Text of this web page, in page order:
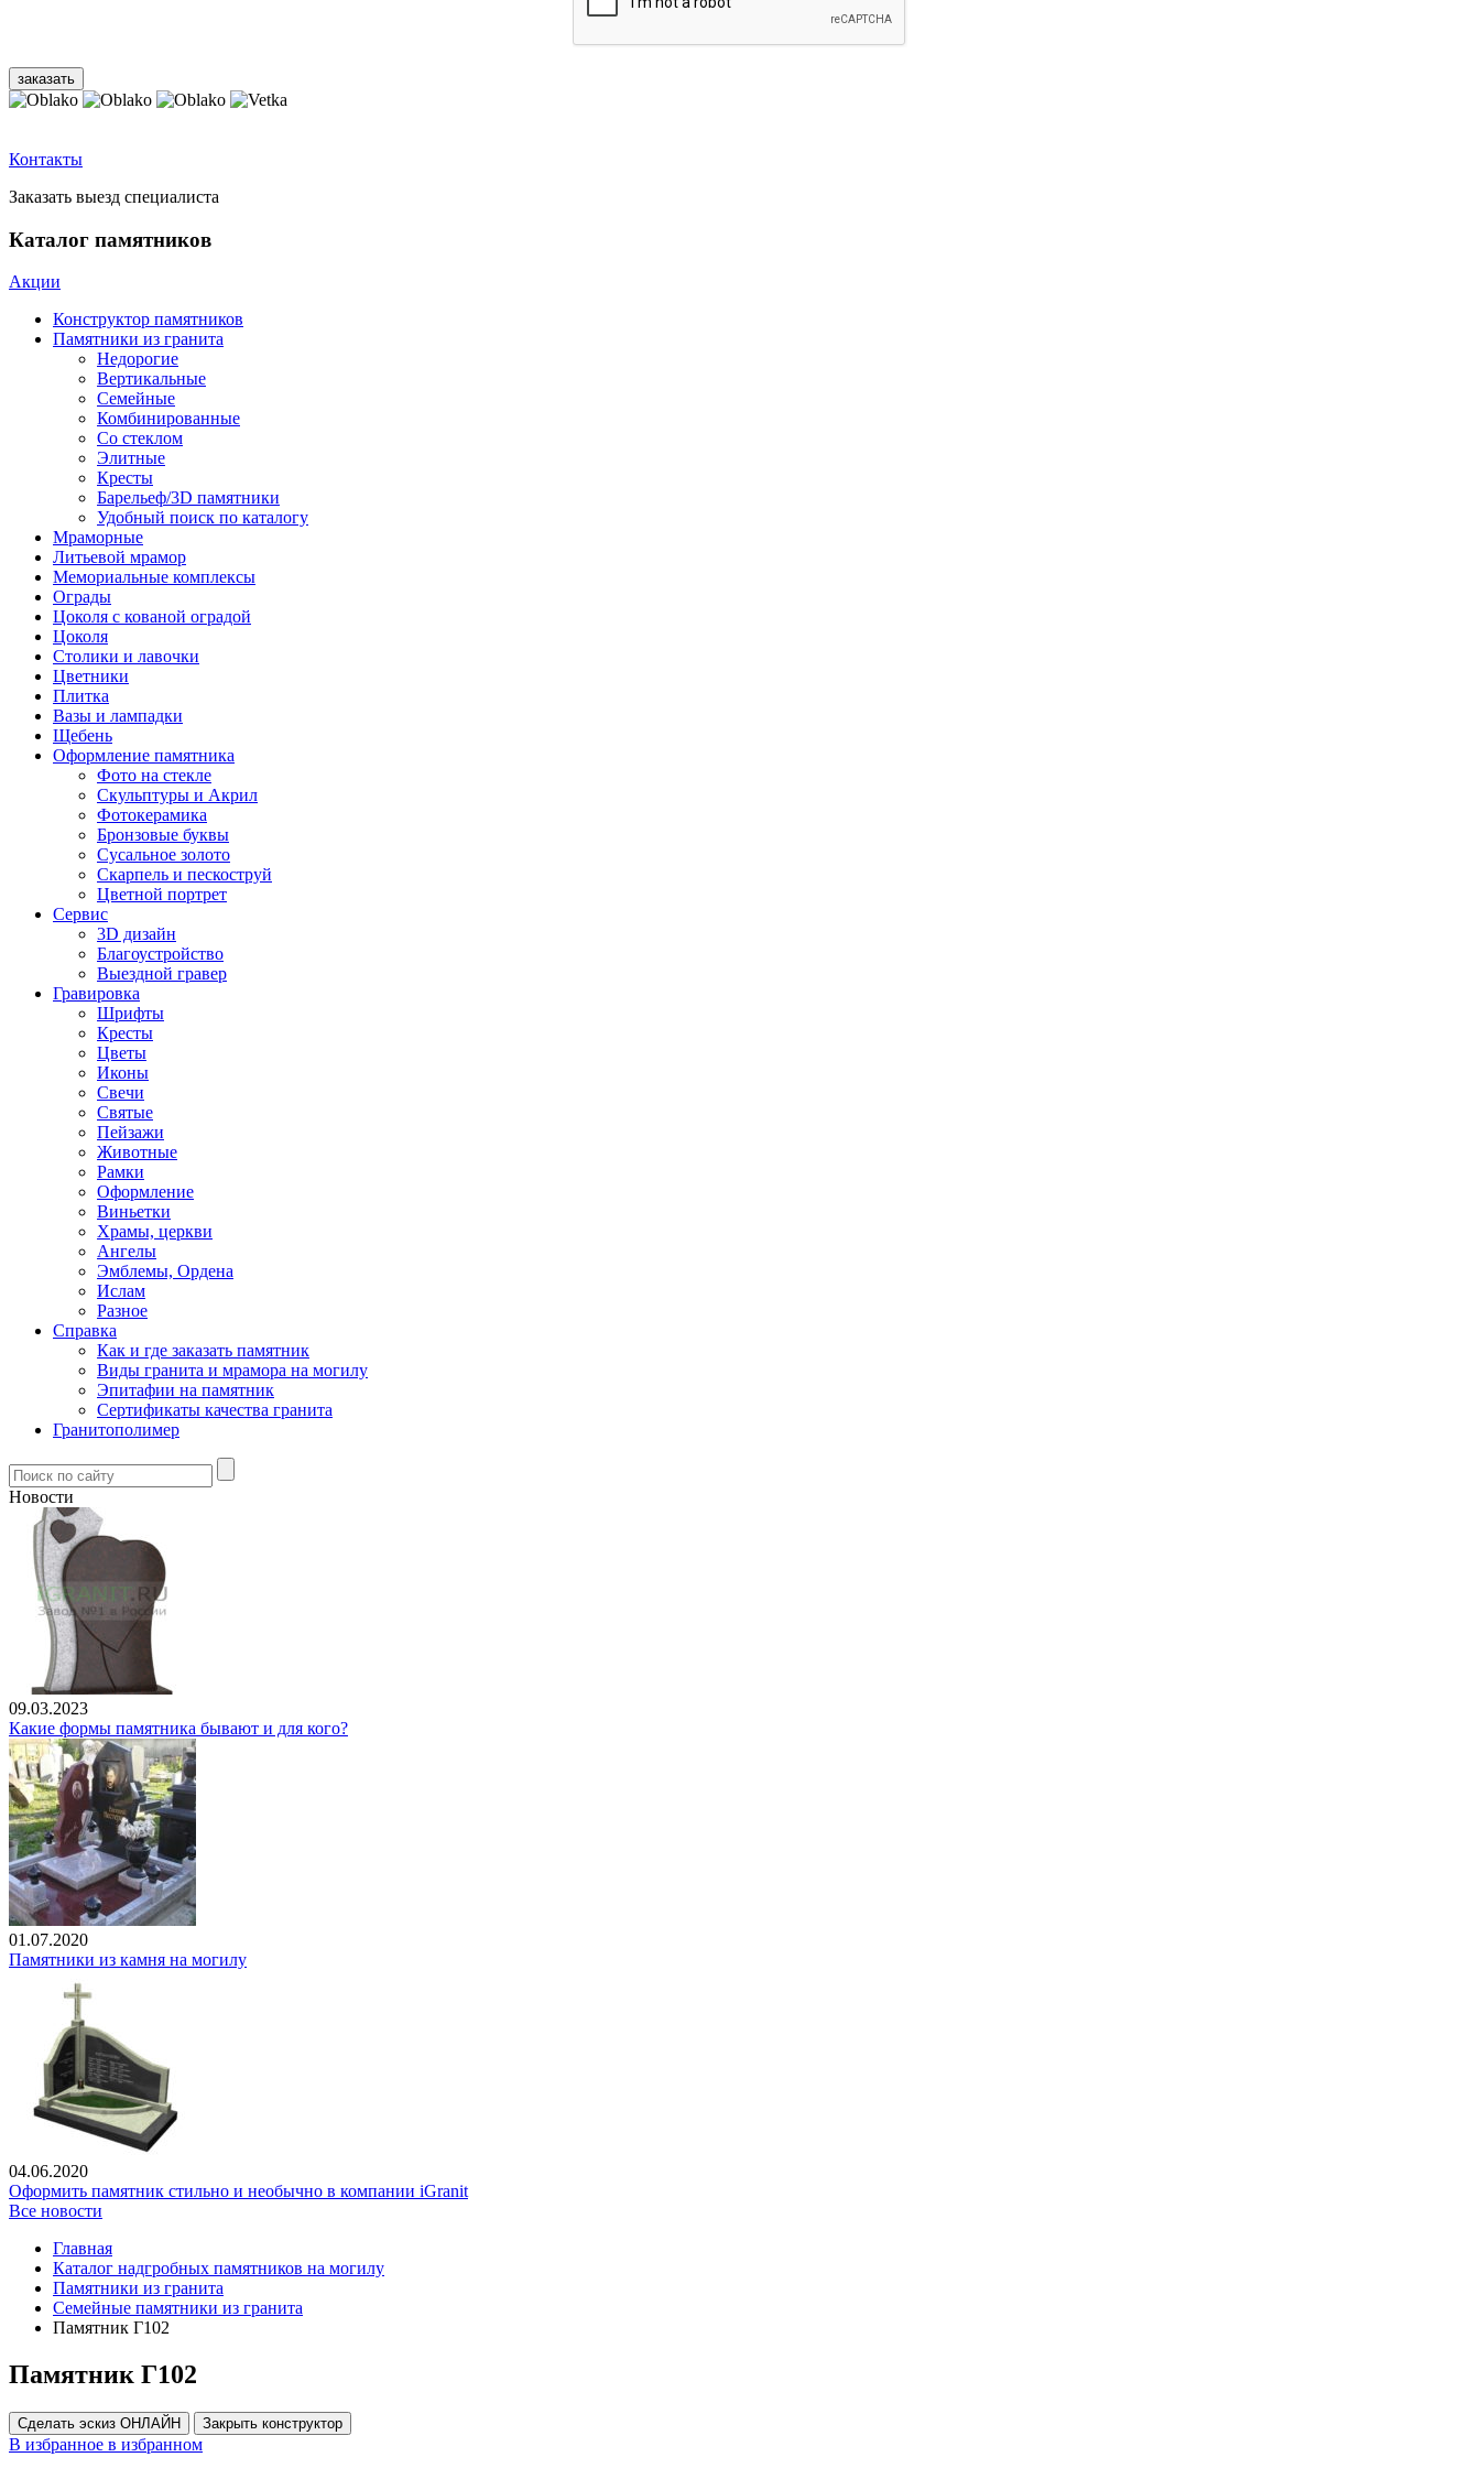
Контакты
Заказать выезд специалиста
Каталог памятников
Акции
Конструктор памятников
Памятники из гранита
Недорогие
Вертикальные
Семейные
Комбинированные
Со стеклом
Элитные
Кресты
Барельеф/3D памятники
Удобный поиск по каталогу
Мраморные
Литьевой мрамор
Мемориальные комплексы
Ограды
Цоколя с кованой оградой
Цоколя
Столики и лавочки
Цветники
Плитка
Вазы и лампадки
Щебень
Оформление памятника
Фото на стекле
Скульптуры и Акрил
Фотокерамика
Бронзовые буквы
Сусальное золото
Скарпель и пескоструй
Цветной портрет
Сервис
3D дизайн
Благоустройство
Выездной гравер
Гравировка
Шрифты
Кресты
Цветы
Иконы
Свечи
Святые
Пейзажи
Животные
Рамки
Оформление
Виньетки
Храмы, церкви
Ангелы
Эмблемы, Ордена
Ислам
Разное
Справка
Как и где заказать памятник
Виды гранита и мрамора на могилу
Эпитафии на памятник
Сертификаты качества гранита
Гранитополимер
Новости
09.03.2023
Какие формы памятника бывают и для кого?
01.07.2020
Памятники из камня на могилу
04.06.2020
Оформить памятник стильно и необычно в компании iGranit
Все новости
Главная
Каталог надгробных памятников на могилу
Памятники из гранита
Семейные памятники из гранита
Памятник Г102
Памятник Г102
Сделать эскиз ОНЛАЙН Закрыть конструктор
В избранное в избранном